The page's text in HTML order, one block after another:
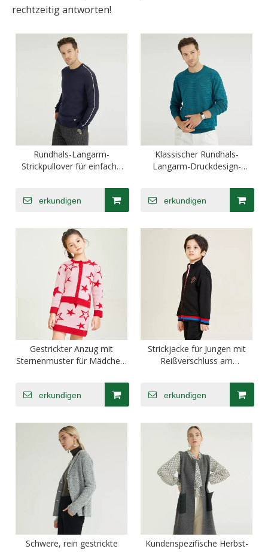
rechtzeitig antworten!
Rundhals-Langarm-
Strickpullover für einfache
erkundigen
Klassischer Rundhals-
Langarm-Druckdesign-
erkundigen
Gestrickter Anzug mit
Sternenmuster für Mädchen,
erkundigen
Strickjacke für Jungen mit
Reißverschluss am
erkundigen
Schwere, rein gestrickte
Kundenspezifische Herbst-